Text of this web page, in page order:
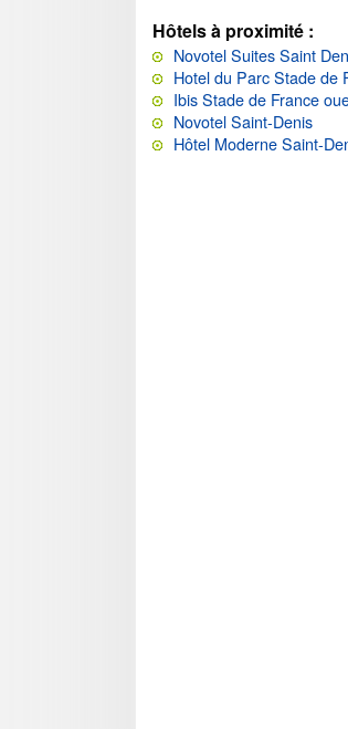
Hôtels à proximité :
Novotel Suites Saint
Hotel du Parc Stade de
Ibis Stade de France
Novotel Saint-Denis
Hôtel Moderne Saint-